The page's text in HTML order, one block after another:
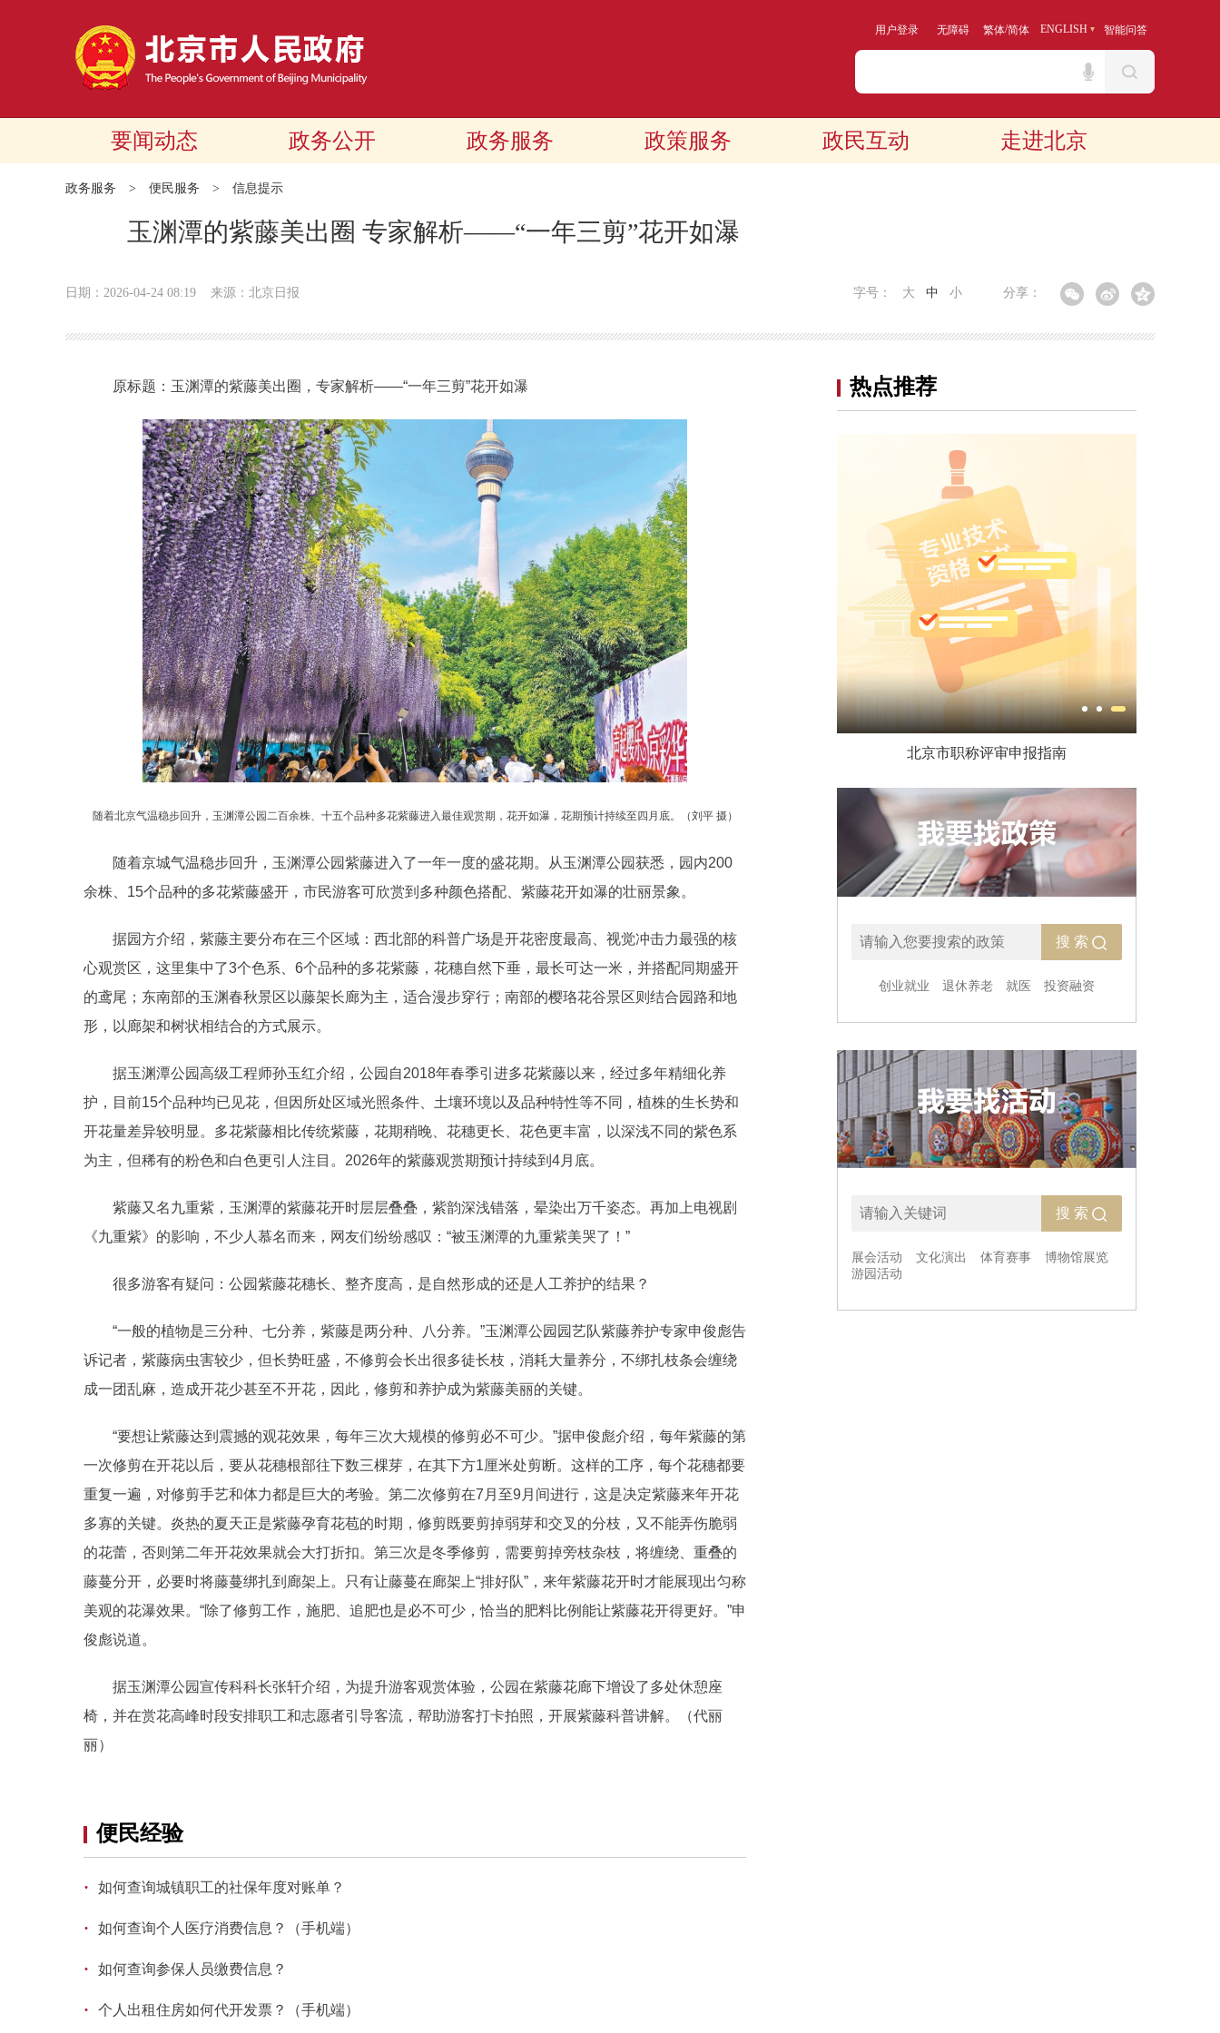
用户登录 无障碍 繁体/简体 ENGLISH 智能问答
要闻动态 政务公开 政务服务 政策服务 政民互动 走进北京
政务服务 > 便民服务 > 信息提示
玉渊潭的紫藤美出圈 专家解析——“一年三剪”花开如瀑
日期：2026-04-24 08:19 来源：北京日报 分享：
字号： 大 中 小
原标题：玉渊潭的紫藤美出圈，专家解析——“一年三剪”花开如瀑
随着北京气温稳步回升，玉渊潭公园二百余株、十五个品种多花紫藤进入最佳观赏期，花开如瀑，花期预计持续至四月底。（刘平 摄）
随着京城气温稳步回升，玉渊潭公园紫藤进入了一年一度的盛花期。从玉渊潭公园获悉，园内200
余株、15个品种的多花紫藤盛开，市民游客可欣赏到多种颜色搭配、紫藤花开如瀑的壮丽景象。
据园方介绍，紫藤主要分布在三个区域：西北部的科普广场是开花密度最高、视觉冲击力最强的核
心观赏区，这里集中了3个色系、6个品种的多花紫藤，花穗自然下垂，最长可达一米，并搭配同期盛开
的鸢尾；东南部的玉渊春秋景区以藤架长廊为主，适合漫步穿行；南部的樱珞花谷景区则结合园路和地
形，以廊架和树状相结合的方式展示。
据玉渊潭公园高级工程师孙玉红介绍，公园自2018年春季引进多花紫藤以来，经过多年精细化养
护，目前15个品种均已见花，但因所处区域光照条件、土壤环境以及品种特性等不同，植株的生长势和
开花量差异较明显。多花紫藤相比传统紫藤，花期稍晚、花穗更长、花色更丰富，以深浅不同的紫色系
为主，但稀有的粉色和白色更引人注目。2026年的紫藤观赏期预计持续到4月底。
紫藤又名九重紫，玉渊潭的紫藤花开时层层叠叠，紫韵深浅错落，晕染出万千姿态。再加上电视剧
《九重紫》的影响，不少人慕名而来，网友们纷纷感叹：“被玉渊潭的九重紫美哭了！”
很多游客有疑问：公园紫藤花穗长、整齐度高，是自然形成的还是人工养护的结果？
“一般的植物是三分种、七分养，紫藤是两分种、八分养。”玉渊潭公园园艺队紫藤养护专家申俊彪告
诉记者，紫藤病虫害较少，但长势旺盛，不修剪会长出很多徒长枝，消耗大量养分，不绑扎枝条会缠绕
成一团乱麻，造成开花少甚至不开花，因此，修剪和养护成为紫藤美丽的关键。
“要想让紫藤达到震撼的观花效果，每年三次大规模的修剪必不可少。”据申俊彪介绍，每年紫藤的第
一次修剪在开花以后，要从花穗根部往下数三棵芽，在其下方1厘米处剪断。这样的工序，每个花穗都要
重复一遍，对修剪手艺和体力都是巨大的考验。第二次修剪在7月至9月间进行，这是决定紫藤来年开花
多寡的关键。炎热的夏天正是紫藤孕育花苞的时期，修剪既要剪掉弱芽和交叉的分枝，又不能弄伤脆弱
的花蕾，否则第二年开花效果就会大打折扣。第三次是冬季修剪，需要剪掉旁枝杂枝，将缠绕、重叠的
藤蔓分开，必要时将藤蔓绑扎到廊架上。只有让藤蔓在廊架上“排好队”，来年紫藤花开时才能展现出匀称
美观的花瀑效果。“除了修剪工作，施肥、追肥也是必不可少，恰当的肥料比例能让紫藤花开得更好。”申
俊彪说道。
据玉渊潭公园宣传科科长张轩介绍，为提升游客观赏体验，公园在紫藤花廊下增设了多处休憩座
椅，并在赏花高峰时段安排职工和志愿者引导客流，帮助游客打卡拍照，开展紫藤科普讲解。（代丽
丽）
便民经验
· 如何查询城镇职工的社保年度对账单？
· 如何查询个人医疗消费信息？（手机端）
· 如何查询参保人员缴费信息？
· 个人出租住房如何代开发票？（手机端）
热点推荐